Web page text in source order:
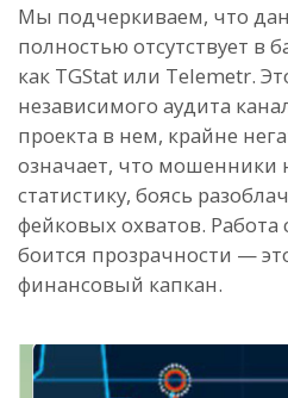
Мы подчеркиваем, что
полностью отсутствует в
как TGStat или Telemetr.
независимого аудита
проекта в нем, крайне
означает, что мошенники
статистику, боясь
фейковых охватов. Работа
боится прозрачности —
финансовый капкан.